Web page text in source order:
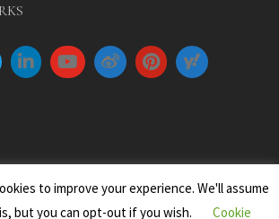
to improve your experience. We'll assume
but you can opt-out if you wish.
Cookie